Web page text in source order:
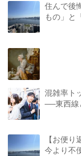
住んで後
もの」と
混雑率ト
──東西線
【お便
今より不